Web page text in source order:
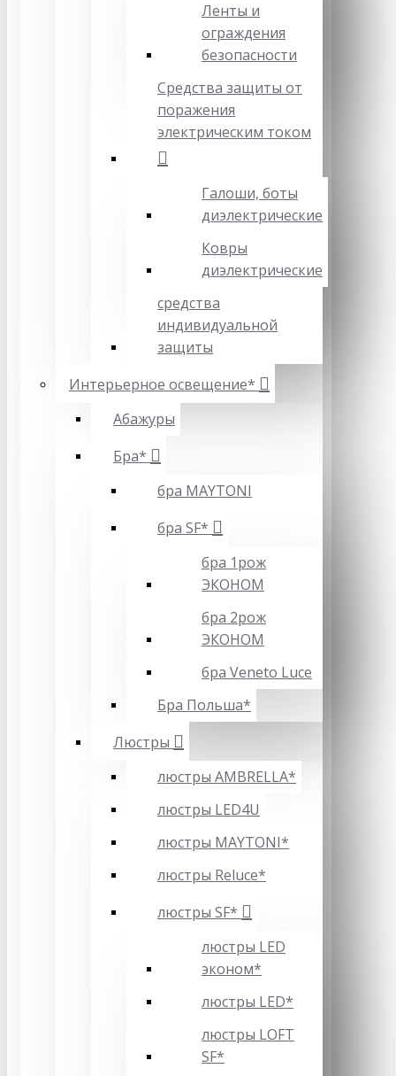
Ленты и
ограждения
безопасности
Средства защиты от
поражения
электрическим током
Галоши, боты
диэлектрические
Ковры
диэлектрические
средства
индивидуальной
защиты
Интерьерное освещение*
Абажуры
Бра*
бра MAYTONI
бра SF*
бра 1рож
ЭКОНОМ
бра 2рож
ЭКОНОМ
бра Veneto Luce
Бра Польша*
Люстры
люстры AMBRELLA*
люстры LED4U
люстры MAYTONI*
люстры Reluce*
люстры SF*
люстры LED
эконом*
люстры LED*
люстры LOFT
SF*